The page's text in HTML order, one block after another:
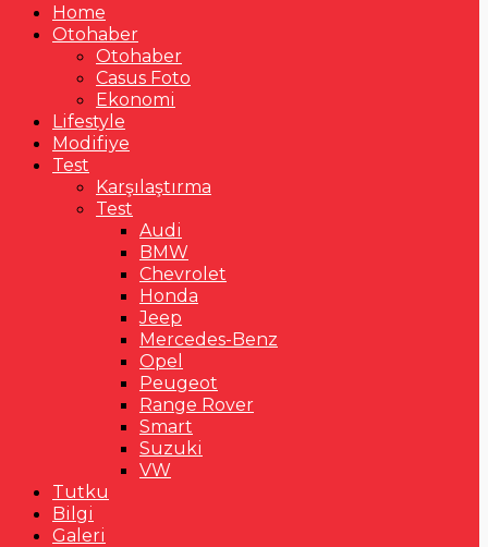
Home
Otohaber
Otohaber
Casus Foto
Ekonomi
Lifestyle
Modifiye
Test
Karşılaştırma
Test
Audi
BMW
Chevrolet
Honda
Jeep
Mercedes-Benz
Opel
Peugeot
Range Rover
Smart
Suzuki
VW
Tutku
Bilgi
Galeri